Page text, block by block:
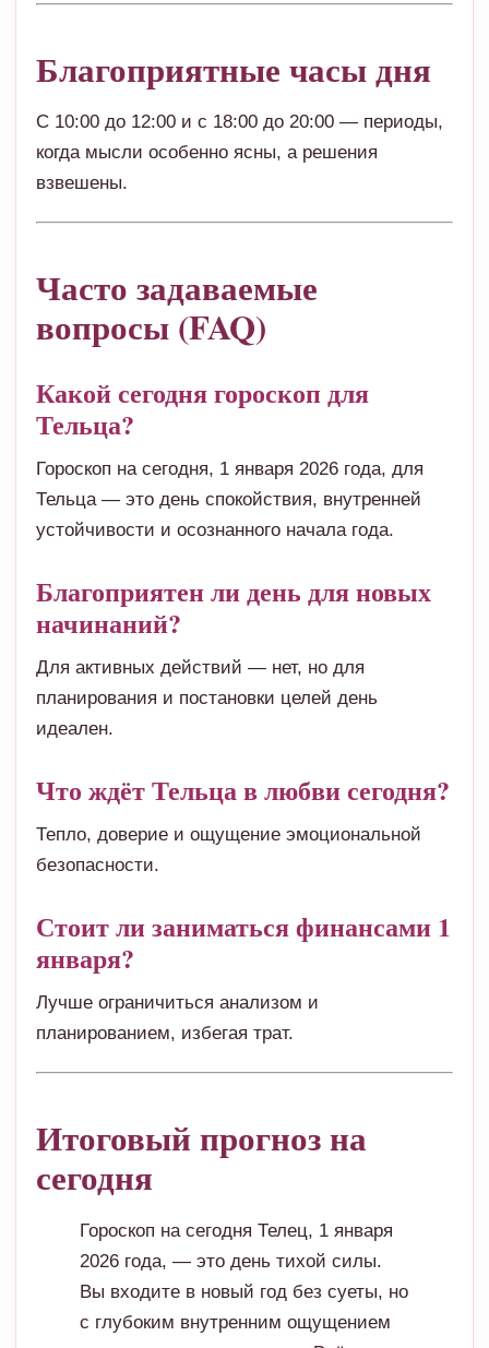
Благоприятные часы дня
С 10:00 до 12:00 и с 18:00 до 20:00 — периоды,
когда мысли особенно ясны, а решения
взвешены.
Часто задаваемые
вопросы (FAQ)
Какой сегодня гороскоп для
Тельца?
Гороскоп на сегодня, 1 января 2026 года, для
Тельца — это день спокойствия, внутренней
устойчивости и осознанного начала года.
Благоприятен ли день для новых
начинаний?
Для активных действий — нет, но для
планирования и постановки целей день
идеален.
Что ждёт Тельца в любви сегодня?
Тепло, доверие и ощущение эмоциональной
безопасности.
Стоит ли заниматься финансами 1
января?
Лучше ограничиться анализом и
планированием, избегая трат.
Итоговый прогноз на
сегодня
Гороскоп на сегодня Телец, 1 января
2026 года, — это день тихой силы.
Вы входите в новый год без суеты, но
с глубоким внутренним ощущением